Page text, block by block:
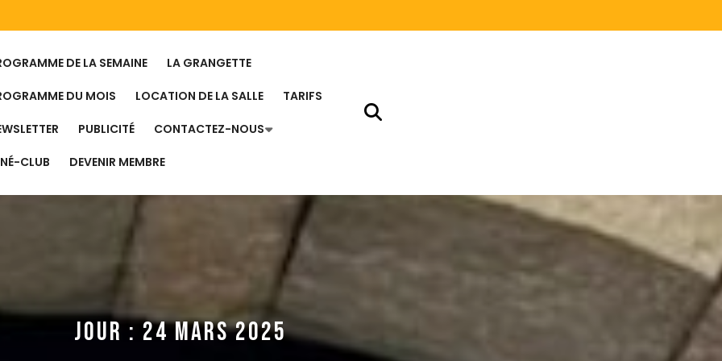
DE LA SEMAINE LA GRANGETTE
DU MOIS LOCATION DE LA SALLE TARIFS
PUBLICITÉ CONTACTEZ-NOUS
CLUB DEVENIR MEMBRE
JOUR : 24 MARS 2025